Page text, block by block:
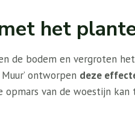
het
de bodem en vergroten
ontworpen deze
van de woestijn